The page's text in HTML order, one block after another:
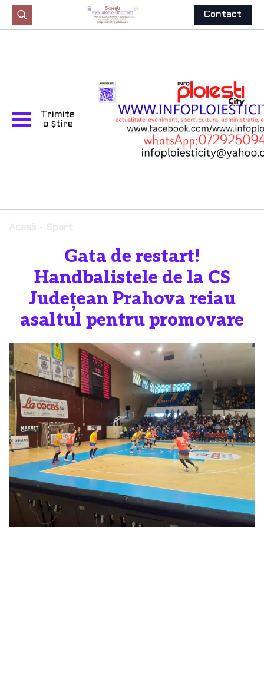
Search
Contact
Trimite
o știre
-
Gata de restart!
Handbalistele de la CS
Judeţean Prahova reiau
asaltul pentru promovare